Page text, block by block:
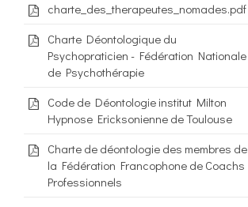
charte_des_therapeutes_nomades.pdf
Charte Déontologique du
Psychopraticien - Fédération Nationale
de Psychothérapie
Code de Déontologie institut Milton
Hypnose Ericksonienne de Toulouse
Charte de déontologie des membres de
la Fédération Francophone de Coachs
Professionnels